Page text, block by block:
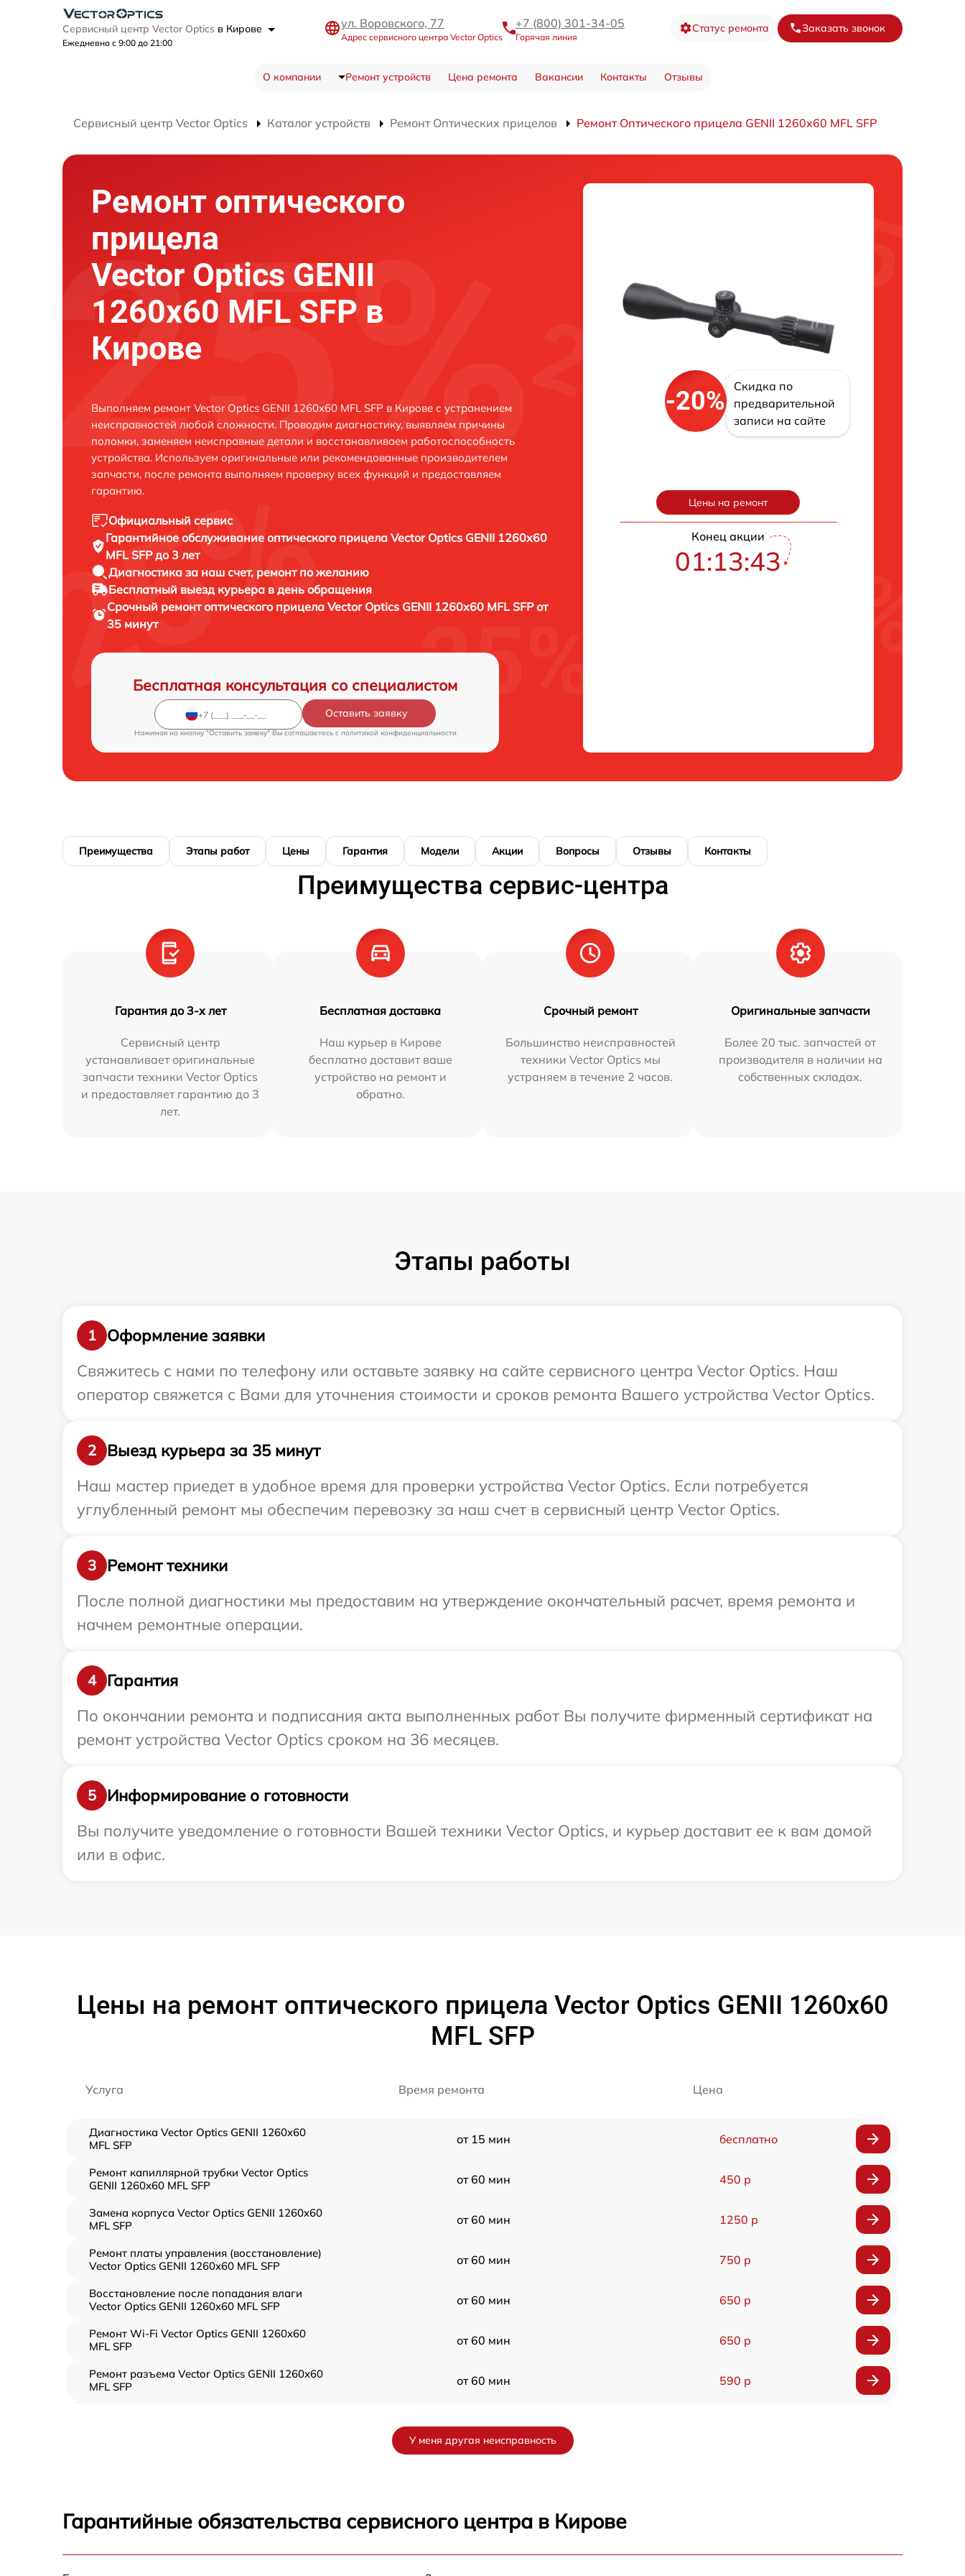
Сервисный центр Vector Optics в Кирове
Ежедневно с 9:00 до 21:00
ул. Воровского, 77
Адрес сервисного центра Vector Optics
+7 (800) 301-34-05
Горячая линия
Статус ремонта Заказать звонок
О компании Ремонт устройств Цена ремонта Вакансии Контакты Отзывы
Сервисный центр Vector Optics Каталог устройств Ремонт Оптических прицелов Ремонт Оптического прицела GENII 1260x60 MFL SFP
Ремонт оптического
прицела
Vector Optics GENII
1260x60 MFL SFP в
Кирове
Выполняем ремонт Vector Optics GENII 1260x60 MFL SFP в Кирове с устранением
неисправностей любой сложности. Проводим диагностику, выявляем причины
поломки, заменяем неисправные детали и восстанавливаем работоспособность
устройства. Используем оригинальные или рекомендованные производителем
запчасти, после ремонта выполняем проверку всех функций и предоставляем
гарантию.
Официальный сервис
Гарантийное обслуживаниеоптического прицела Vector Optics GENII 1260x60
MFL SFP до 3 лет
Диагностика за наш счет, ремонт по желанию
Бесплатный выезд курьера в день обращения
Срочный ремонтоптического прицела Vector Optics GENII 1260x60 MFL SFP от
35 минут
Бесплатная консультация со специалистом
Оставить заявку
Нажимая на кнопку "Оставить заявку" Вы соглашаетесь c политикой конфиденциальности
-20%
Скидка по
предварительной
записи на сайте
Цены на ремонт
Конец акции
01:13:42
Преимущества Этапы работ Цены Гарантия Модели Акции Вопросы Отзывы Контакты
Преимущества сервис-центра
Гарантия до 3-х лет
Сервисный центр
устанавливает оригинальные
запчасти техники Vector Optics
и предоставляет гарантию до 3
лет.
Бесплатная доставка
Наш курьер в Кирове
бесплатно доставит ваше
устройство на ремонт и
обратно.
Срочный ремонт
Большинство неисправностей
техники Vector Optics мы
устраняем в течение 2 часов.
Оригинальные запчасти
Более 20 тыс. запчастей от
производителя в наличии на
собственных складах.
Этапы работы
1
Оформление заявки
Свяжитесь с нами по телефону или оставьте заявку на сайте сервисного центра Vector Optics. Наш
оператор свяжется с Вами для уточнения стоимости и сроков ремонта Вашего устройства Vector Optics.
2
Выезд курьера за 35 минут
Наш мастер приедет в удобное время для проверки устройства Vector Optics. Если потребуется
углубленный ремонт мы обеспечим перевозку за наш счет в сервисный центр Vector Optics.
3
Ремонт техники
После полной диагностики мы предоставим на утверждение окончательный расчет, время ремонта и
начнем ремонтные операции.
4
Гарантия
По окончании ремонта и подписания акта выполненных работ Вы получите фирменный сертификат на
ремонт устройства Vector Optics сроком на 36 месяцев.
5
Информирование о готовности
Вы получите уведомление о готовности Вашей техники Vector Optics, и курьер доставит ее к вам домой
или в офис.
Цены на ремонт оптического прицела Vector Optics GENII 1260x60
MFL SFP
Услуга Время ремонта Цена
Диагностика Vector Optics GENII 1260x60
MFL SFP
от 15 мин бесплатно
Ремонт капиллярной трубки Vector Optics
GENII 1260x60 MFL SFP
от 60 мин 450 р
Замена корпуса Vector Optics GENII 1260x60
MFL SFP
от 60 мин 1250 р
Ремонт платы управления (восстановление)
Vector Optics GENII 1260x60 MFL SFP
от 60 мин 750 р
Восстановление после попадания влаги
Vector Optics GENII 1260x60 MFL SFP
от 60 мин 650 р
Ремонт Wi-Fi Vector Optics GENII 1260x60
MFL SFP
от 60 мин 650 р
Ремонт разъема Vector Optics GENII 1260x60
MFL SFP
от 60 мин 590 р
У меня другая неисправность
Гарантийные обязательства сервисного центра в Кирове